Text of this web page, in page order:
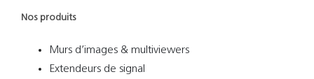
Nos produits
Murs d’images & multiviewers
Extendeurs de signal